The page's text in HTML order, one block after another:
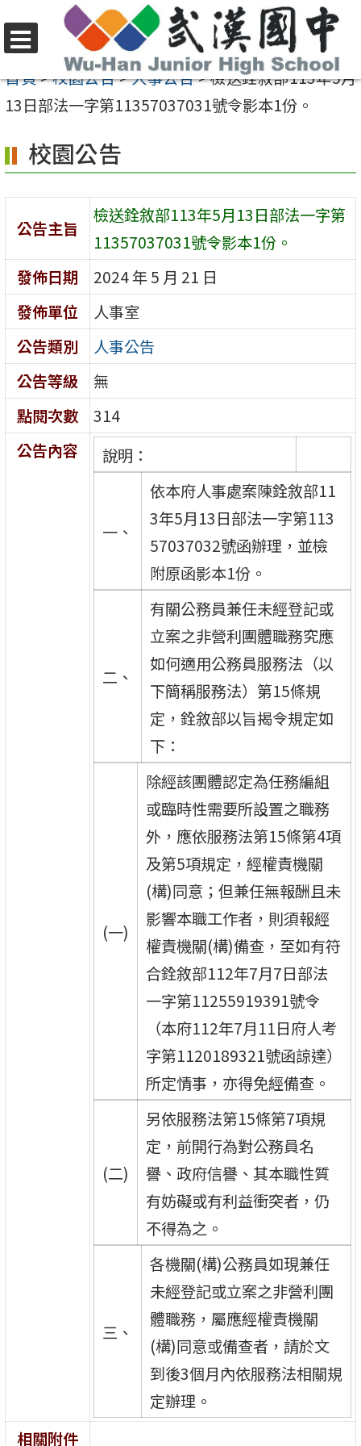
至
要
容
區
選
單
首頁>校園公告>人事公告>檢送銓敘部113年5月
13日部法一字第11357037031號令影本1份。
校園公告
公告主旨
檢送銓敘部113年5月13日部法一字第
11357037031號令影本1份。
發佈日期
2024 年 5 月 21 日
發佈單位
人事室
公告類別
人事公告
公告等級
無
點閱次數
314
公告內容
說明：
一、
依本府人事處案陳銓敘部11
3年5月13日部法一字第113
57037032號函辦理，並檢
附原函影本1份。
二、
有關公務員兼任未經登記或
立案之非營利團體職務究應
如何適用公務員服務法（以
下簡稱服務法）第15條規
定，銓敘部以旨揭令規定如
下：
(一)
除經該團體認定為任務編組
或臨時性需要所設置之職務
外，應依服務法第15條第4項
及第5項規定，經權責機關
(構)同意；但兼任無報酬且未
影響本職工作者，則須報經
權責機關(構)備查，至如有符
合銓敘部112年7月7日部法
一字第11255919391號令
（本府112年7月11日府人考
字第1120189321號函諒達）
所定情事，亦得免經備查。
(二)
另依服務法第15條第7項規
定，前開行為對公務員名
譽、政府信譽、其本職性質
有妨礙或有利益衝突者，仍
不得為之。
三、
各機關(構)公務員如現兼任
未經登記或立案之非營利團
體職務，屬應經權責機關
(構)同意或備查者，請於文
到後3個月內依服務法相關規
定辦理。
相關附件